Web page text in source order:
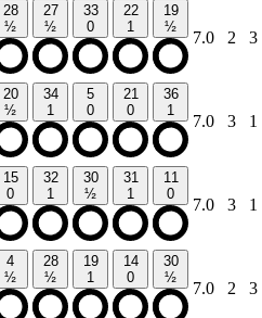
28
½
27
½
33
0
22
1
19
½
7.0 2 3
20
½
34
1
5
0
21
0
36
1
7.0 3 1
15
0
32
1
30
½
31
1
11
0
7.0 3 1
4
½
28
½
19
1
14
0
30
½
7.0 2 3